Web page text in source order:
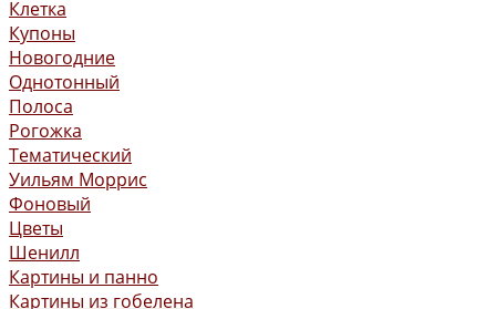
Клетка
Купоны
Новогодние
Однотонный
Полоса
Рогожка
Тематический
Уильям Моррис
Фоновый
Цветы
Шенилл
Картины и панно
Картины из гобелена